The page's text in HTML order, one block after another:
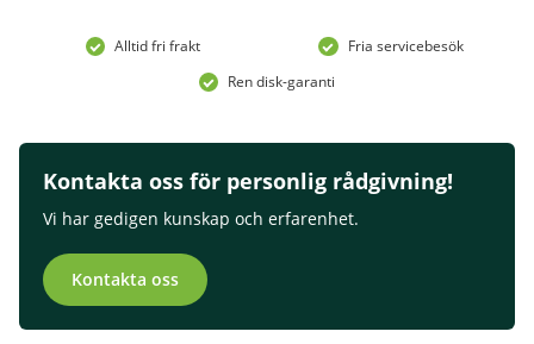
Alltid fri frakt
Fria servicebesök
Ren disk-garanti
Kontakta oss för personlig rådgivning!
Vi har gedigen kunskap och erfarenhet.
Kontakta oss